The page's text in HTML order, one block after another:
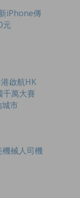
iPhone傳
元
啟航HK
千萬大賽
市
械人司機